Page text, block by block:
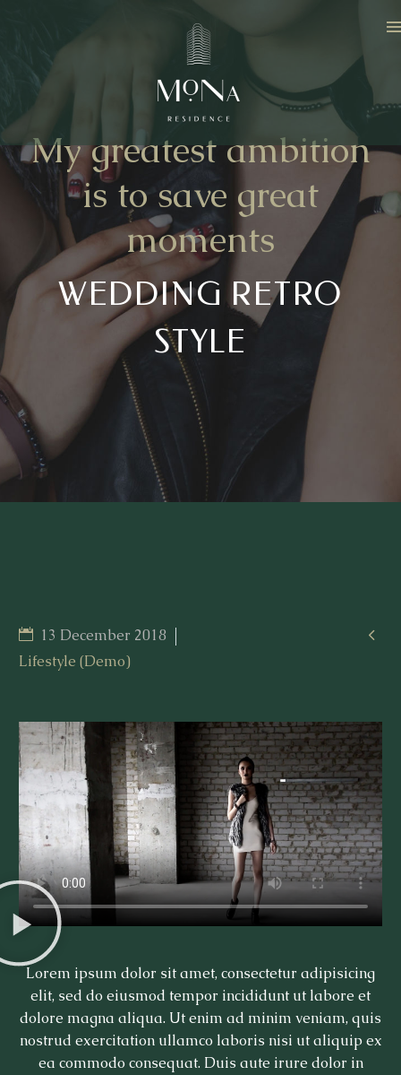
My greatest ambition
is to save great
moments
WEDDING RETRO
STYLE

13 December 2018
Lifestyle (Demo)
Lorem ipsum dolor sit amet, consectetur adipisicing
elit, sed do eiusmod tempor incididunt ut labore et
dolore magna aliqua. Ut enim ad minim veniam, quis
nostrud exercitation ullamco laboris nisi ut aliquip ex
ea commodo consequat. Duis aute irure dolor in